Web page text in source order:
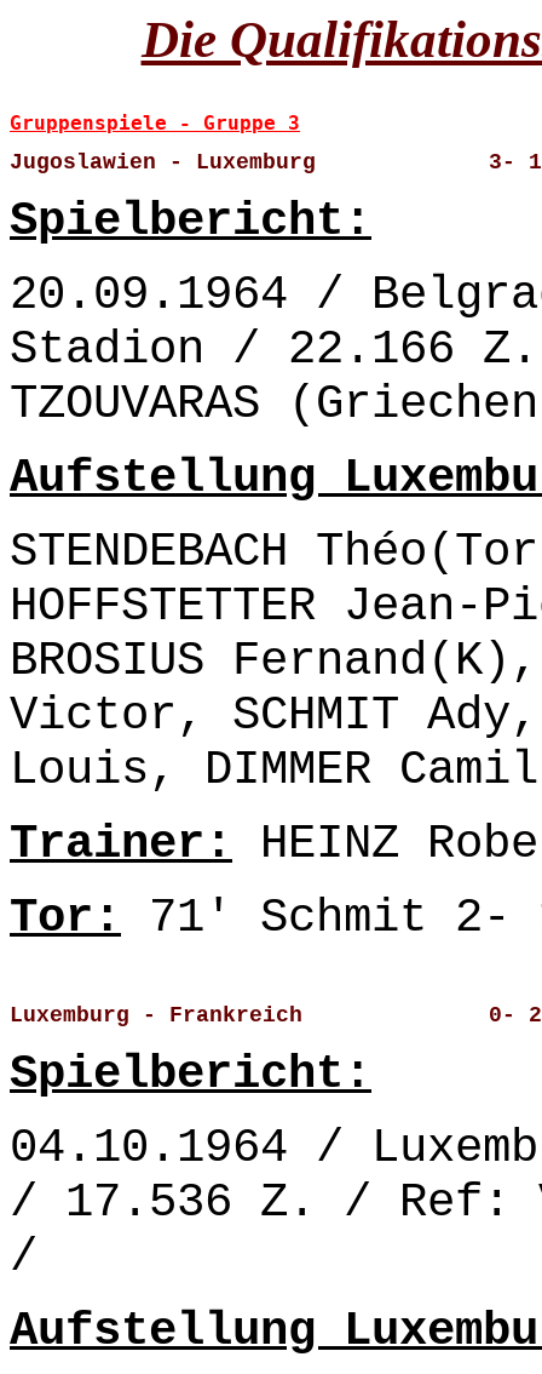
Die
Gruppenspiele - Gruppe 3
Jugoslawien - Luxemburg             3-
Spielbericht:
20.09.1964 /
Stadion / 22.166
TZOUVARAS
Aufstellung
STENDEBACH
HOFFSTETTER
BROSIUS
Victor, SCHMIT Ady,
Louis, DIMMER
Trainer: HEINZ
Tor: 71' Schmit 2-
Luxemburg - Frankreich              0-
Spielbericht:
04.10.1964 /
/ 17.536 Z. / Ref:
/
Aufstellung